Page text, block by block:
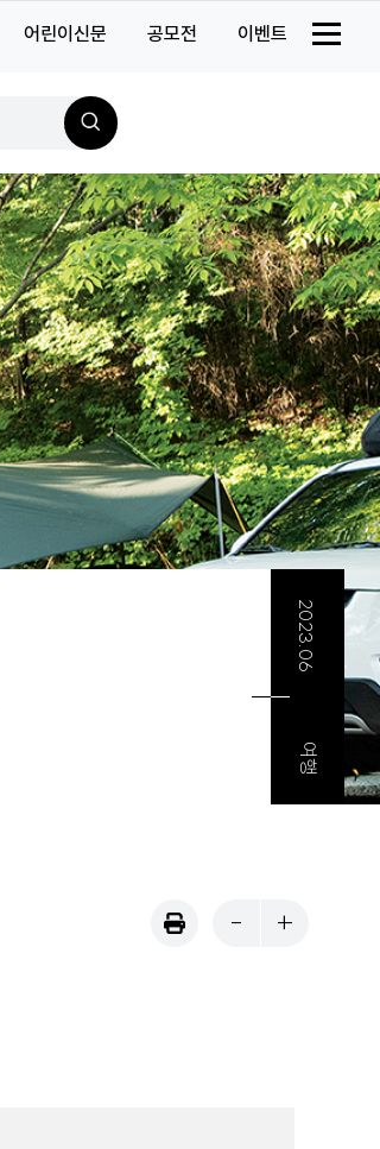
어린이신문 공모전 이벤트
검
색
2023.06
여행
- +